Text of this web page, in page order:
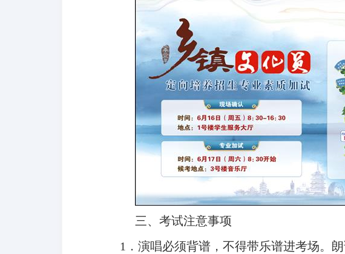
三、考试注意事项
1 ．演唱必须背谱，不得带乐谱进考场。